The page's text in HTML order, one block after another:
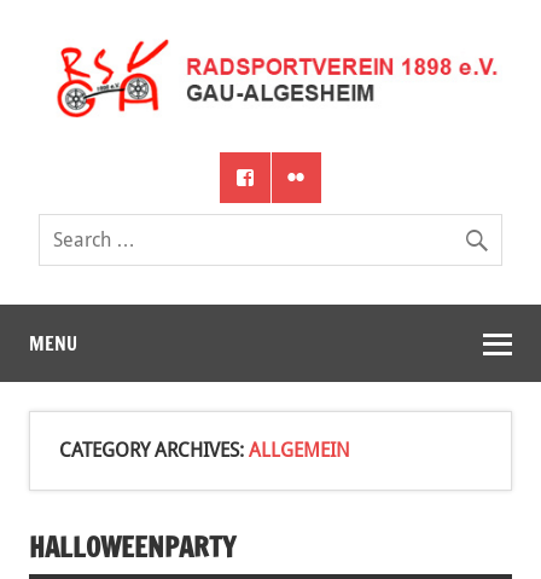
MENU
CATEGORY ARCHIVES: ALLGEMEIN
HALLOWEENPARTY